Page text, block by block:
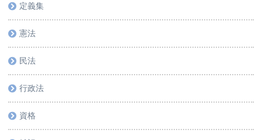
定義集
憲法
民法
行政法
資格